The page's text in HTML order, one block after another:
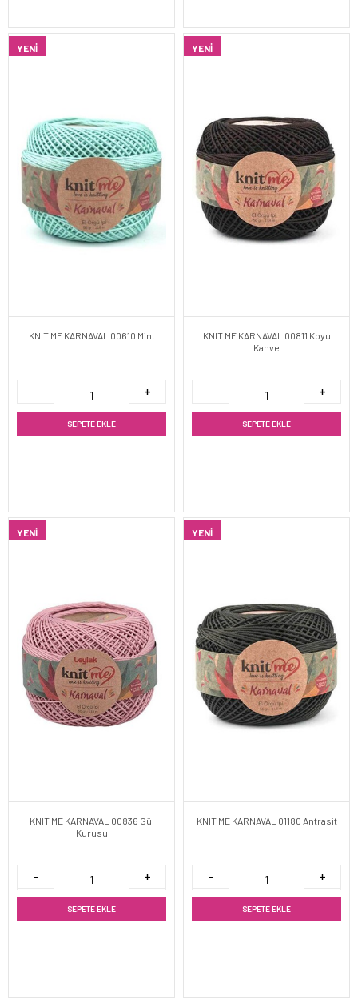
YENI
KNIT ME KARNAVAL 00610 Mint
SEPETE EKLE
YENI
KNIT ME KARNAVAL 00811 Koyu
Kahve
SEPETE EKLE
YENI
KNIT ME KARNAVAL 00836 Gül
Kurusu
SEPETE EKLE
YENI
KNIT ME KARNAVAL 01180 Antrasit
SEPETE EKLE